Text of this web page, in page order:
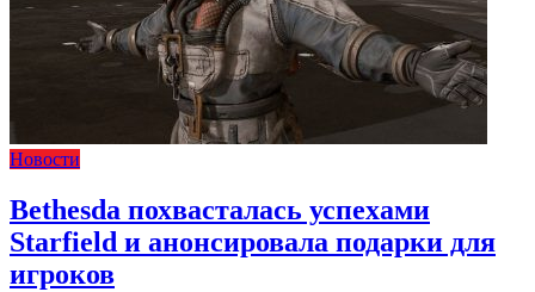
Новости
Bethesda похвасталась успехами
Starfield и анонсировала подарки для
игроков